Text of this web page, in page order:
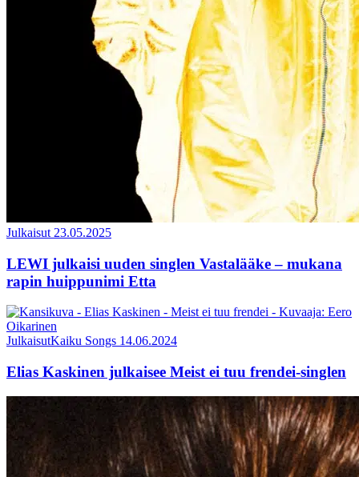
Julkaisut 23.05.2025
LEWI julkaisi uuden singlen Vastalääke – mukana
rapin huippunimi Etta
JulkaisutKaiku Songs 14.06.2024
Elias Kaskinen julkaisee Meist ei tuu frendei-singlen